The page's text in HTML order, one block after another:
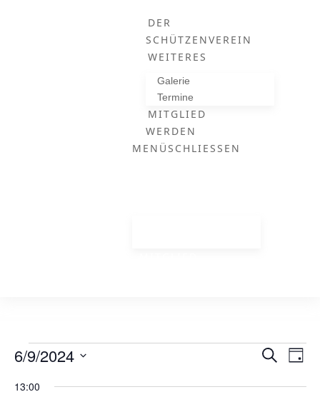
DER
SCHÜTZENVEREIN
WEITERES
Galerie
Termine
MITGLIED
WERDEN
MENÜSCHLIESSEN
und
Suche
Tag
6/9/2024
wählen.
13:00